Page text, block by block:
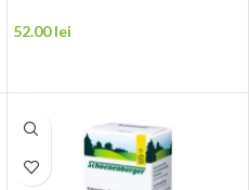
52.00lei